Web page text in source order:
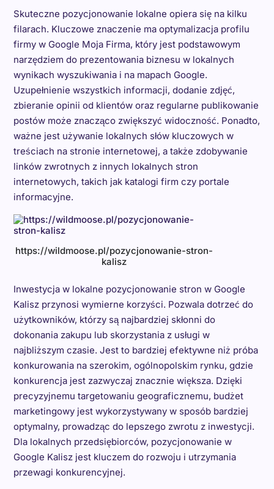
Skuteczne pozycjonowanie lokalne opiera się na kilku
filarach. Kluczowe znaczenie ma optymalizacja profilu
firmy w Google Moja Firma, który jest podstawowym
narzędziem do prezentowania biznesu w lokalnych
wynikach wyszukiwania i na mapach Google.
Uzupełnienie wszystkich informacji, dodanie zdjęć,
zbieranie opinii od klientów oraz regularne publikowanie
postów może znacząco zwiększyć widoczność. Ponadto,
ważne jest używanie lokalnych słów kluczowych w
treściach na stronie internetowej, a także zdobywanie
linków zwrotnych z innych lokalnych stron
internetowych, takich jak katalogi firm czy portale
informacyjne.
https://wildmoose.pl/pozycjonowanie-stron-
kalisz
Inwestycja w lokalne pozycjonowanie stron w Google
Kalisz przynosi wymierne korzyści. Pozwala dotrzeć do
użytkowników, którzy są najbardziej skłonni do
dokonania zakupu lub skorzystania z usługi w
najbliższym czasie. Jest to bardziej efektywne niż próba
konkurowania na szerokim, ogólnopolskim rynku, gdzie
konkurencja jest zazwyczaj znacznie większa. Dzięki
precyzyjnemu targetowaniu geograficznemu, budżet
marketingowy jest wykorzystywany w sposób bardziej
optymalny, prowadząc do lepszego zwrotu z inwestycji.
Dla lokalnych przedsiębiorców, pozycjonowanie w
Google Kalisz jest kluczem do rozwoju i utrzymania
przewagi konkurencyjnej.